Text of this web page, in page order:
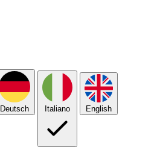
Deutsch Italiano English